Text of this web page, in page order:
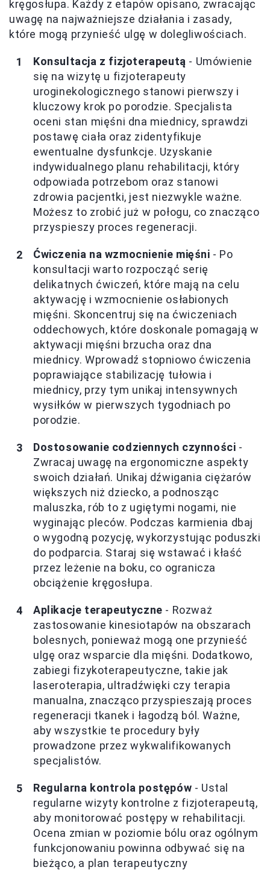
kręgosłupa. Każdy z etapów opisano, zwracając
uwagę na najważniejsze działania i zasady,
które mogą przynieść ulgę w dolegliwościach.
Konsultacja z fizjoterapeutą - Umówienie
się na wizytę u fizjoterapeuty
uroginekologicznego stanowi pierwszy i
kluczowy krok po porodzie. Specjalista
oceni stan mięśni dna miednicy, sprawdzi
postawę ciała oraz zidentyfikuje
ewentualne dysfunkcje. Uzyskanie
indywidualnego planu rehabilitacji, który
odpowiada potrzebom oraz stanowi
zdrowia pacjentki, jest niezwykle ważne.
Możesz to zrobić już w połogu, co znacząco
przyspieszy proces regeneracji.
Ćwiczenia na wzmocnienie mięśni - Po
konsultacji warto rozpocząć serię
delikatnych ćwiczeń, które mają na celu
aktywację i wzmocnienie osłabionych
mięśni. Skoncentruj się na ćwiczeniach
oddechowych, które doskonale pomagają w
aktywacji mięśni brzucha oraz dna
miednicy. Wprowadź stopniowo ćwiczenia
poprawiające stabilizację tułowia i
miednicy, przy tym unikaj intensywnych
wysiłków w pierwszych tygodniach po
porodzie.
Dostosowanie codziennych czynności -
Zwracaj uwagę na ergonomiczne aspekty
swoich działań. Unikaj dźwigania ciężarów
większych niż dziecko, a podnosząc
maluszka, rób to z ugiętymi nogami, nie
wyginając pleców. Podczas karmienia dbaj
o wygodną pozycję, wykorzystując poduszki
do podparcia. Staraj się wstawać i kłaść
przez leżenie na boku, co ogranicza
obciążenie kręgosłupa.
Aplikacje terapeutyczne - Rozważ
zastosowanie kinesiotapów na obszarach
bolesnych, ponieważ mogą one przynieść
ulgę oraz wsparcie dla mięśni. Dodatkowo,
zabiegi fizykoterapeutyczne, takie jak
laseroterapia, ultradźwięki czy terapia
manualna, znacząco przyspieszają proces
regeneracji tkanek i łagodzą ból. Ważne,
aby wszystkie te procedury były
prowadzone przez wykwalifikowanych
specjalistów.
Regularna kontrola postępów - Ustal
regularne wizyty kontrolne z fizjoterapeutą,
aby monitorować postępy w rehabilitacji.
Ocena zmian w poziomie bólu oraz ogólnym
funkcjonowaniu powinna odbywać się na
bieżąco, a plan terapeutyczny